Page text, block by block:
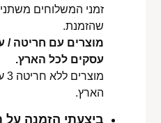
זמני המשלוחים
שהזמנת.
עסקים לכל הארץ.
הארץ.
ביצעתי הזמנה